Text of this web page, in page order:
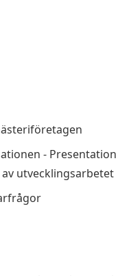
- Presentation
utvecklingsarbetet